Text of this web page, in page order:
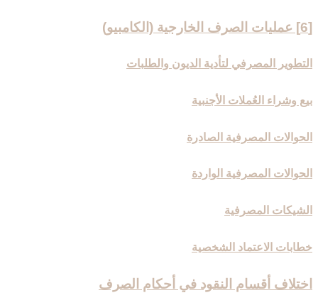
[6] عمليات الصرف الخارجية (الكامبيو)
التطوير المصرفي لتأدية الديون والطلبات
بيع وشراء العُملات الأجنبية
الحوالات المصرفية الصادرة
الحوالات المصرفية الواردة
الشيكات المصرفية
خطابات الاعتماد الشخصية
اختلاف أقسام النقود في أحكام الصرف‏